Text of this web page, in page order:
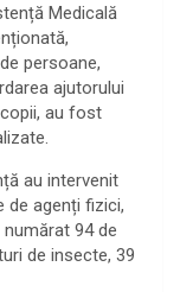
Medicală
persoane,
ajutorului
au fost
au intervenit
de agenți fizici,
94 de
de insecte, 39